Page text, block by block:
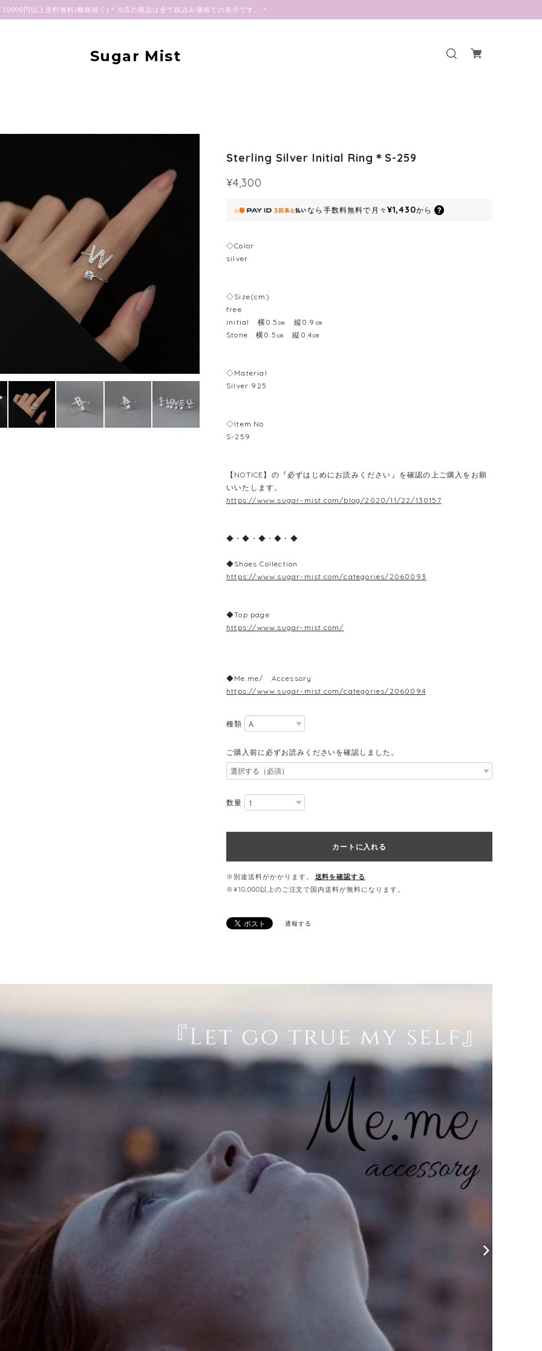
10000円以上送料無料(離島除く)＊当店の商品は全て税込み価格での表示です。＊
Sugar Mist
Sterling Silver Initial Ring＊S-259
¥4,300
なら 手数料無料で 月々 ¥1,430から
◇Color
silver
◇Size(cm)
free
initial 横0.5㎝ 縦0.9㎝
Stone 横0.5㎝ 縦0.4㎝
◇Material
Silver 925
◇Item.No
S-259
【NOTICE】の『必ずはじめにお読みください』を確認の上ご購入をお願
いいたします。
https://www.sugar-mist.com/blog/2020/11/22/130157
◆・◆・◆・◆・◆
◆Shoes Collection
https://www.sugar-mist.com/categories/2060093
◆Top page
https://www.sugar-mist.com/
◆Me.me/ Accessory
https://www.sugar-mist.com/categories/2060094
種類
ご購入前に必ずお読みくださいを確認しました。
数量
カートに入れる
※別途送料がかかります。
送料を確認する
※¥10,000以上のご注文で国内送料が無料になります。
通報する